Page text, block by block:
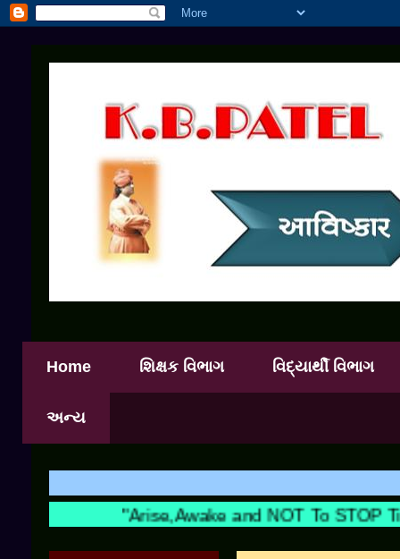
Home શિક્ષક વિભાગ વિદ્યાર્થી વિભાગ
અન્ય
"Arise,Awake and NOT To STOP Till